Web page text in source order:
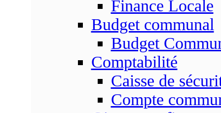
Finance Locale
Budget communal
Budget
Comptabilité
Caisse de
Compte